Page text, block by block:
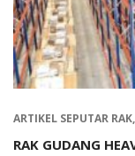
ARTIKEL SEPUTAR RAK,
RAK GUDANG